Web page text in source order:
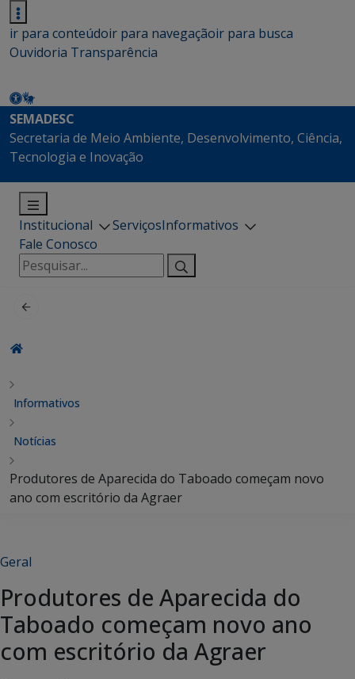
ir para conteúdoir para navegaçãoir para busca
Ouvidoria Transparência
SEMADESC
Secretaria de Meio Ambiente, Desenvolvimento, Ciência,
Tecnologia e Inovação
Institucional ServiçosInformativos
Fale Conosco
Pesquisar
por:
Informativos
Notícias
Produtores de Aparecida do Taboado começam novo
ano com escritório da Agraer
Geral
Produtores de Aparecida do
Taboado começam novo ano
com escritório da Agraer